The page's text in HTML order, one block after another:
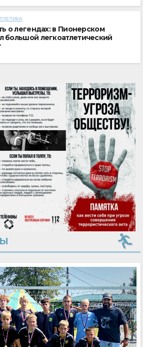
о легендах: в Пионерском
большой легкоатлетический